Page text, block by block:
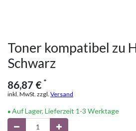
Toner kompatibel zu
Schwarz
86,87 € *
inkl. MwSt. zzgl. Versand
Auf Lager, Lieferzeit 1-3 Werktage